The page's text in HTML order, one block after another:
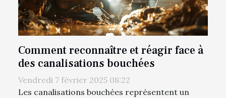
Comment reconnaître et réagir face à
des canalisations bouchées
Vendredi 7 février 2025 08:22
Les canalisations bouchées représentent un